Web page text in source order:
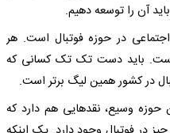
آن را توسعه دهیم.
در حوزه فوتبال است. هر
باید دست تک تک کسانی که
در کشور همین لیگ برتر است.
حوزه وسیع، نقدهایی هم دارد که